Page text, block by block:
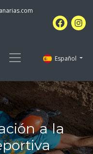
Español
a la